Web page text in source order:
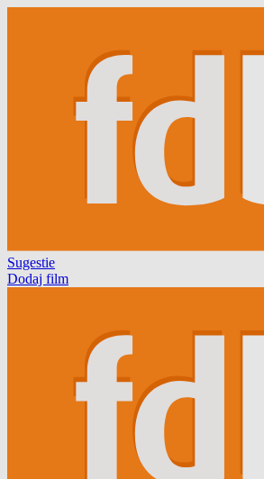
Sugestie
Dodaj film